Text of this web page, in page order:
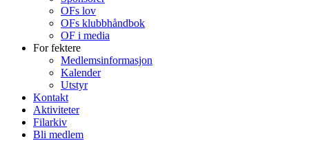
OFs lov
OFs klubbhåndbok
OF i media
For fektere
Medlemsinformasjon
Kalender
Utstyr
Kontakt
Aktiviteter
Filarkiv
Bli medlem